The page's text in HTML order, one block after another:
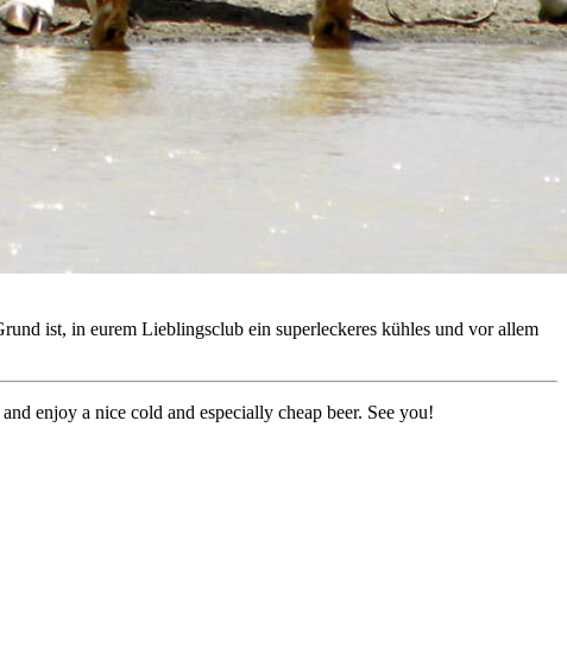
ist, in eurem Lieblingsclub ein superleckeres kühles und vor allem
enjoy a nice cold and especially cheap beer. See you!